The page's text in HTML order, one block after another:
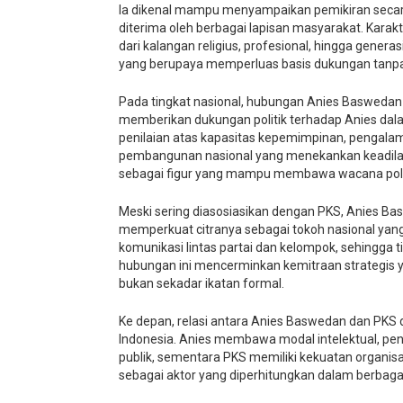
Ia dikenal mampu menyampaikan pemikiran
diterima oleh berbagai lapisan masyarakat.
dari kalangan religius, profesional, hingga
yang berupaya memperluas basis dukungan
Pada tingkat nasional, hubungan Anies
memberikan dukungan politik terhadap Anies
penilaian atas kapasitas kepemimpinan,
pembangunan nasional yang menekankan
sebagai figur yang mampu membawa wacana
Meski sering diasosiasikan dengan PKS, Anies
memperkuat citranya sebagai tokoh nasional
komunikasi lintas partai dan kelompok, sehingga
hubungan ini mencerminkan kemitraan strategis
bukan sekadar ikatan formal.
Ke depan, relasi antara Anies Baswedan dan
Indonesia. Anies membawa modal intelektual,
publik, sementara PKS memiliki kekuatan
sebagai aktor yang diperhitungkan dalam